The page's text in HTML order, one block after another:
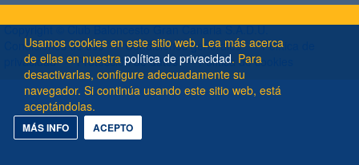
Usamos cookies en este sitio web. Lea más acerca
de ellas en nuestra política de privacidad. Para
desactivarlas, configure adecuadamente su
navegador. Si continúa usando este sitio web, está
aceptándolas.
MÁS INFO ACEPTO
Copyright ©Club Baloncesto Gran Canaria S.A.D.U.
Condiciones de uso
Condiciones generales
Política de
privacidad
Protección de datos Política de cookies